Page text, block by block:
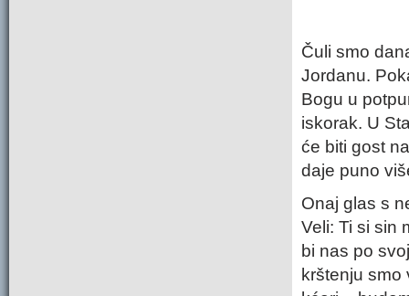
Čuli smo
Jordanu.
Bogu u
iskorak. U
će biti gost
daje puno
Onaj glas s
Veli: Ti si sin
bi nas po
krštenju